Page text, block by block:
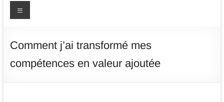
Alfort
–
assistante
Menu
Comment j’ai transformé mes
compétences en valeur ajoutée